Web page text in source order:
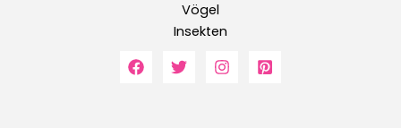
Vögel
Insekten